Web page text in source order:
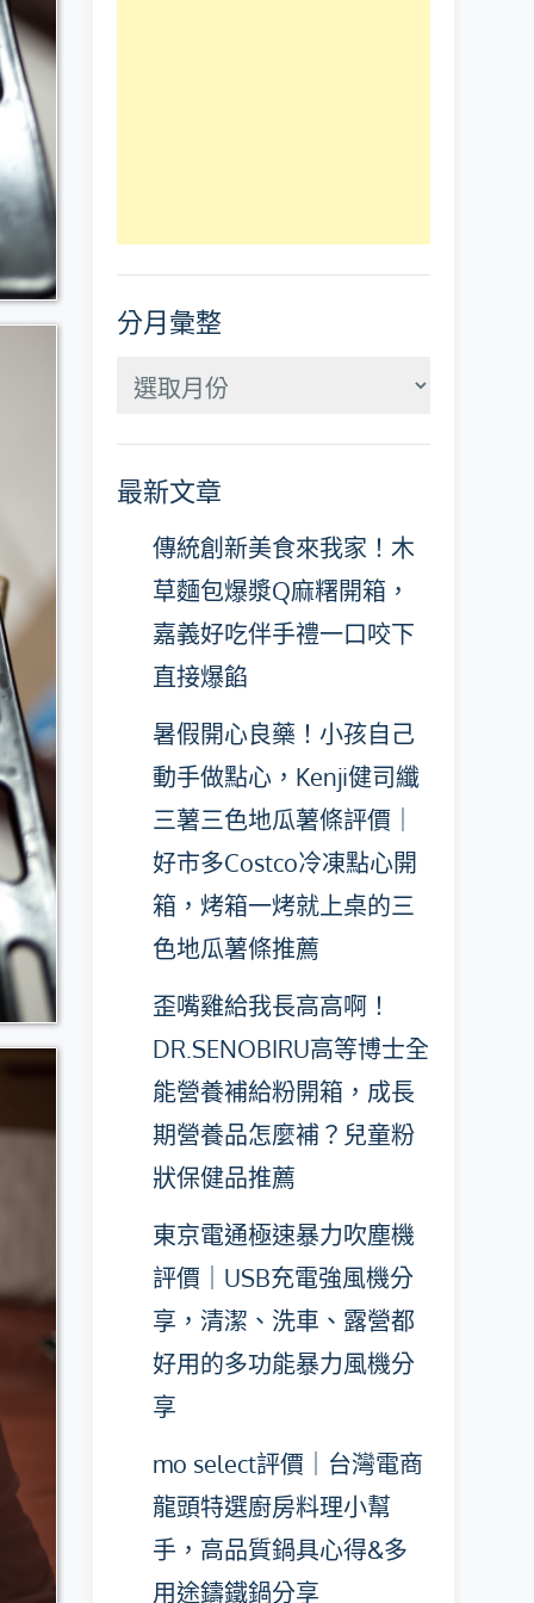
分月彙整
分
整
最新文章
傳統創新美食來我家！木
草麵包爆漿Q麻糬開箱，
嘉義好吃伴手禮一口咬下
直接爆餡
暑假開心良藥！小孩自己
動手做點心，Kenji健司纖
三薯三色地瓜薯條評價｜
好市多Costco冷凍點心開
箱，烤箱一烤就上桌的三
色地瓜薯條推薦
歪嘴雞給我長高高啊！
DR.SENOBIRU高等博士全
能營養補給粉開箱，成長
期營養品怎麼補？兒童粉
狀保健品推薦
東京電通極速暴力吹塵機
評價｜USB充電強風機分
享，清潔、洗車、露營都
好用的多功能暴力風機分
享
mo select評價｜台灣電商
龍頭特選廚房料理小幫
手，高品質鍋具心得&多
用途鑄鐵鍋分享